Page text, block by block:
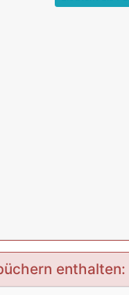
enthalten: